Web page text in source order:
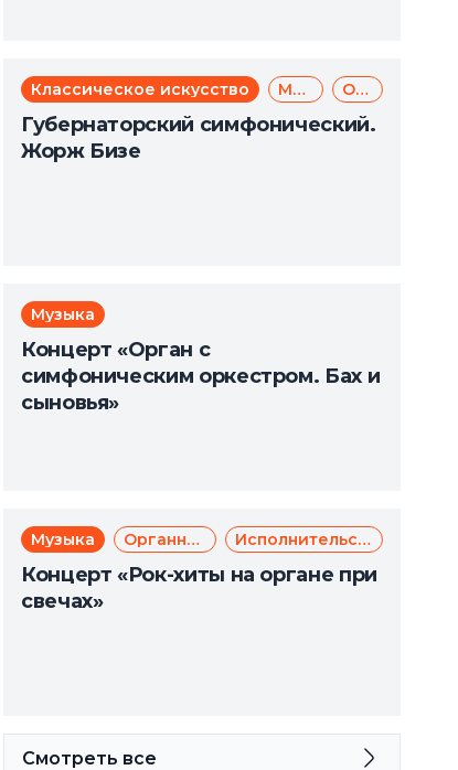
Классическое искусство Музыка Опера
Губернаторский симфонический.
Жорж Бизе
Музыка
Концерт «Орган с
симфоническим оркестром. Бах и
сыновья»
Музыка Органная музыка Исполнительское искусство
Концерт «Рок-хиты на органе при
свечах»
Смотреть все